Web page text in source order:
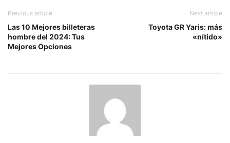
Previous article
Las 10 Mejores billeteras
hombre del 2024: Tus
Mejores Opciones
Next article
Toyota GR Yaris: más
«nítido»